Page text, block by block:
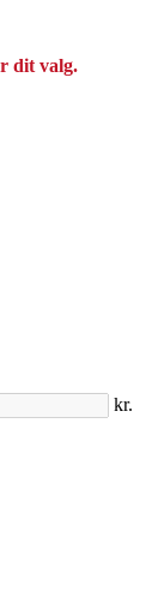
dit valg.
kr.